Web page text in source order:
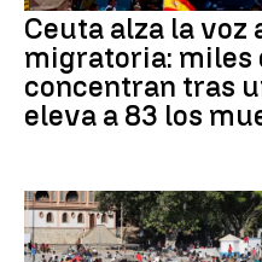
Ceuta alza la voz
migratoria: miles
concentran tras
eleva a 83 los